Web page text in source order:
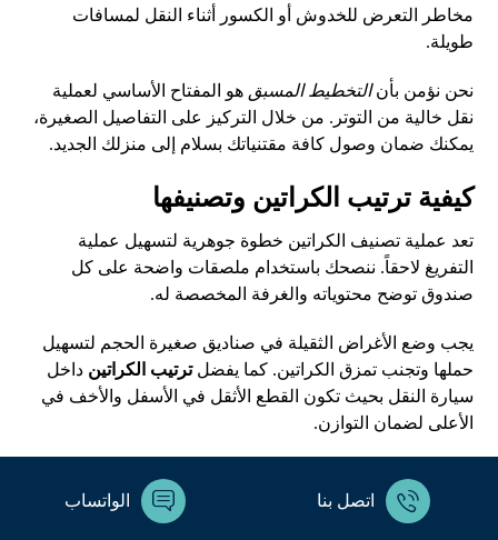
مخاطر التعرض للخدوش أو الكسور أثناء النقل لمسافات
طويلة.
نحن نؤمن بأنالتخطيط المسبق هو المفتاح الأساسي لعملية
نقل خالية من التوتر. من خلال التركيز على التفاصيل الصغيرة،
يمكنك ضمان وصول كافة مقتنياتك بسلام إلى منزلك الجديد.
كيفية ترتيب الكراتين وتصنيفها
تعد عملية تصنيف الكراتين خطوة جوهرية لتسهيل عملية
التفريغ لاحقاً. ننصحك باستخدام ملصقات واضحة على كل
صندوق توضح محتوياته والغرفة المخصصة له.
يجب وضع الأغراض الثقيلة في صناديق صغيرة الحجم لتسهيل
حملها وتجنب تمزق الكراتين. كما يفضلترتيب الكراتين داخل
سيارة النقل بحيث تكون القطع الأثقل في الأسفل والأخف في
الأعلى لضمان التوازن.
حماية الأجهزة الكهربائية والتحف
تتطلب الأجهزة الكهربائية والتحف عناية فائقة نظراً لحساسيتها
اتصل بنا الواتساب